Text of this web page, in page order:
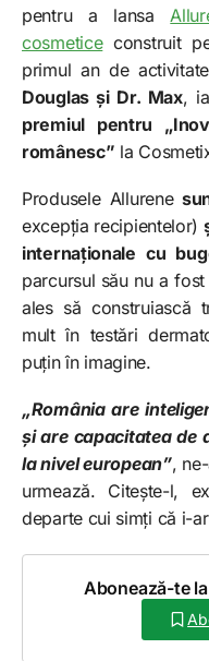
pentru a lansa
cosmeticeconstruit
primul an de
Douglas și Dr. Max,
premiul pentru
românesc” la
Produsele Allurene
excepția recipientelor)
internaționale cu
parcursul său nu a
ales să construiască
mult în testări
puțin în imagine.
„România are
și are capacitatea de
la nivel european”,
urmează. Citește-l,
departe cui simți că i-
Abonează-te